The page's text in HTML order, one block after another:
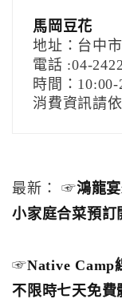
馬岡豆花
地址：台中
電話 :04-
時間：10:00-
消費資訊請
最新： ☞鴻龍
小家庭合菜預訂
☞Native Camp
不限時七天免